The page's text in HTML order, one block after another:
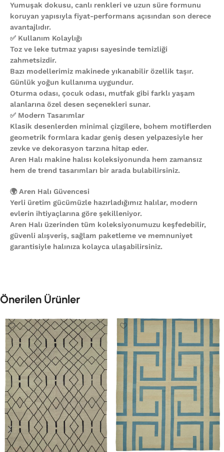
Yumuşak dokusu, canlı renkleri ve uzun süre formunu
koruyan yapısıyla fiyat-performans açısından son derece
avantajlıdır.
✅ Kullanım Kolaylığı
Toz ve leke tutmaz yapısı sayesinde temizliği
zahmetsizdir.
Bazı modellerimiz makinede yıkanabilir özellik taşır.
Günlük yoğun kullanıma uygundur.
Oturma odası, çocuk odası, mutfak gibi farklı yaşam
alanlarına özel desen seçenekleri sunar.
✅ Modern Tasarımlar
Klasik desenlerden minimal çizgilere, bohem motiflerden
geometrik formlara kadar geniş desen yelpazesiyle her
zevke ve dekorasyon tarzına hitap eder.
Aren Halı makine halısı koleksiyonunda hem zamansız
hem de trend tasarımları bir arada bulabilirsiniz.
🌍 Aren Halı Güvencesi
Yerli üretim gücümüzle hazırladığımız halılar, modern
evlerin ihtiyaçlarına göre şekilleniyor.
Aren Halı üzerinden tüm koleksiyonumuzu keşfedebilir,
güvenli alışveriş, sağlam paketleme ve memnuniyet
garantisiyle halınıza kolayca ulaşabilirsiniz.
Önerilen Ürünler